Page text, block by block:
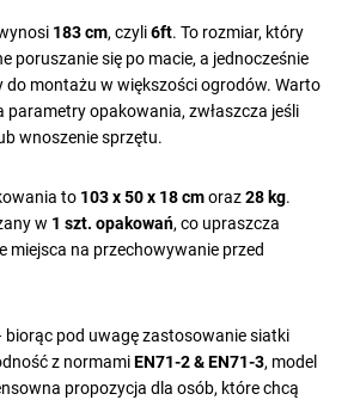
183 cm, czyli6ft. To rozmiar, który
poruszanie się po macie, a jednocześnie
do montażu w większości ogrodów. Warto
parametry opakowania, zwłaszcza jeśli
wnoszenie sprzętu.
to 103 x 50 x 18 cmoraz28 kg.
w 1 szt. opakowań, co upraszcza
miejsca na przechowywanie przed
biorąc pod uwagę zastosowanie siatki
z normamiEN71-2 & EN71-3, model
propozycja dla osób, które chcą